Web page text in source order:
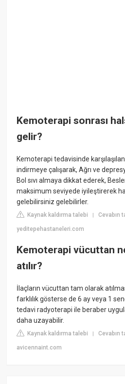
Kemoterapi sonrası
gelir?
Kemoterapi tedavisinde
indirmeye çalışarak, Ağrı ve
Bol sıvı almaya dikkat ederek,
maksimum seviyede iyileştirerek
gelebilirsiniz gelebilirler.
Kaynak kaldırma talebi |Cevabın
yeditepehastaneleri.com
Kemoterapi vücuttan
atılır?
İlaçların vücuttan tam olarak
farklılık gösterse de 6 ay veya 1
tedavi radyoterapi ile beraber
daha uzayabilir.
Kaynak kaldırma talebi |Cevabın
avicennaint.com